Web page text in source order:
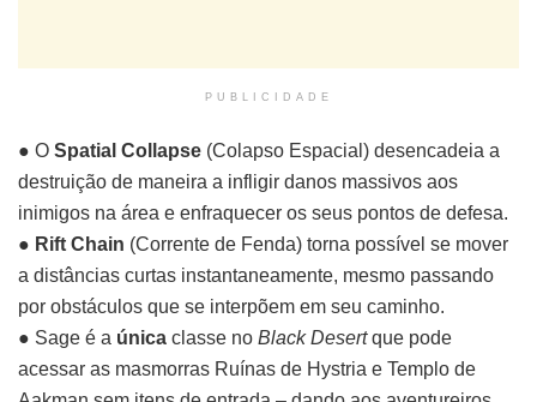
PUBLICIDADE
● O Spatial Collapse (Colapso Espacial) desencadeia a
destruição de maneira a infligir danos massivos aos
inimigos na área e enfraquecer os seus pontos de defesa.
● Rift Chain (Corrente de Fenda) torna possível se mover
a distâncias curtas instantaneamente, mesmo passando
por obstáculos que se interpõem em seu caminho.
● Sage é a única classe no Black Desertque pode
acessar as masmorras Ruínas de Hystria e Templo de